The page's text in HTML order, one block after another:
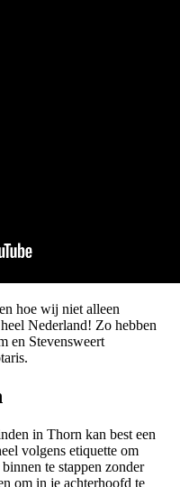
hoe wij niet alleen
Nederland! Zo hebben
en Stevensweert
in Thorn kan best een
volgens etiquette om
te stappen zonder
om in je achterhoofd te